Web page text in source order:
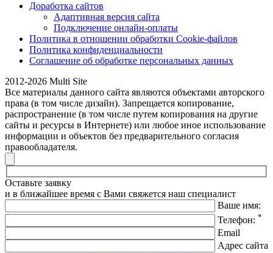
Доработка сайтов
Адаптивная версия сайта
Подключение онлайн-оплаты
Политика в отношении обработки Cookie-файлов
Политика конфиденциальности
Соглашение об обработке персональных данных
2012-2026 Multi Site
Все материалы данного сайта являются объектами авторского
права (в том числе дизайн). Запрещается копирование,
распространение (в том числе путем копирования на другие
сайты и ресурсы в Интернете) или любое иное использование
информации и объектов без предварительного согласия
правообладателя.
Оставьте заявку
и в ближайшее время с Вами свяжется наш специалист
Ваше имя:
Телефон: *
Email
Адрес сайта